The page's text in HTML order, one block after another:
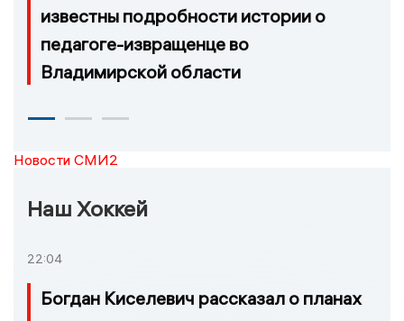
известны подробности истории о
педагоге-извращенце во
Владимирской области
Новости СМИ2
Наш Хоккей
22:04
Богдан Киселевич рассказал о планах